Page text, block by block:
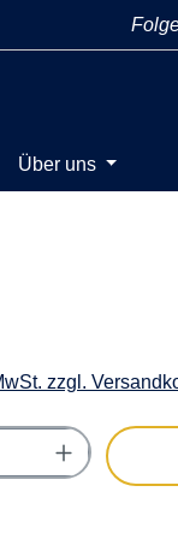
Über uns
zzgl.
Gib